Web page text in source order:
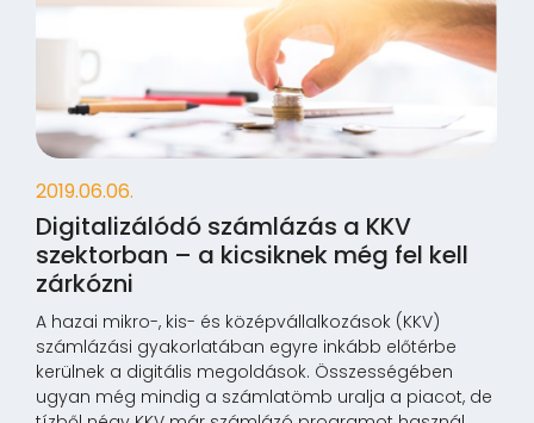
2019.06.06.
Digitalizálódó számlázás a KKV
szektorban – a kicsiknek még fel kell
zárkózni
A hazai mikro-, kis- és középvállalkozások (KKV)
számlázási gyakorlatában egyre inkább előtérbe
kerülnek a digitális megoldások. Összességében
ugyan még mindig a számlatömb uralja a piacot, de